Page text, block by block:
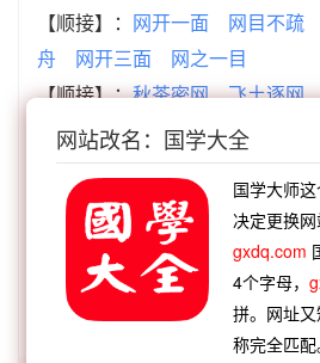
【顺接】： 网开一面 网目不疏
舟
网开三面
网之一目
【顺接】：秋茶密网 飞土逐网
自投罗网 临渊结网
【逆接】：天道恢恢 余刃恢恢
疏网恢恢
【逆接】： 恢廓大度 恢恢有余
恢诡谲怪 恢恢天网 恢宏
网站改名：国学大全
国学大师这
决定更换网
gxdq.com
4个字母，
拼。网址
称完全匹